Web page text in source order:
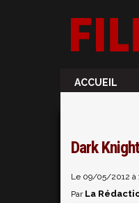
ACCUEIL
Dark
Le 09/05/2012 à
Par La